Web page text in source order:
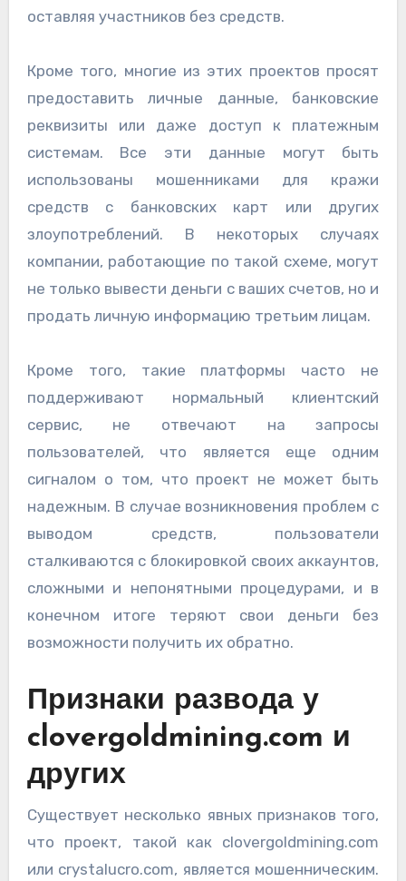
оставляя участников без средств.
Кроме того, многие из этих проектов просят
предоставить личные данные, банковские
реквизиты или даже доступ к платежным
системам. Все эти данные могут быть
использованы мошенниками для кражи
средств с банковских карт или других
злоупотреблений. В некоторых случаях
компании, работающие по такой схеме, могут
не только вывести деньги с ваших счетов, но и
продать личную информацию третьим лицам.
Кроме того, такие платформы часто не
поддерживают нормальный клиентский
сервис, не отвечают на запросы
пользователей, что является еще одним
сигналом о том, что проект не может быть
надежным. В случае возникновения проблем с
выводом средств, пользователи
сталкиваются с блокировкой своих аккаунтов,
сложными и непонятными процедурами, и в
конечном итоге теряют свои деньги без
возможности получить их обратно.
Признаки развода у
clovergoldmining.com и
других
Существует несколько явных признаков того,
что проект, такой как clovergoldmining.com
или crystalucro.com, является мошенническим.